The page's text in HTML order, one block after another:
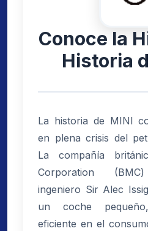
Conoce la
Historia
La historia de MINI
en plena crisis del
La compañía
Corporation
ingeniero Sir Alec
un coche
eficiente en el